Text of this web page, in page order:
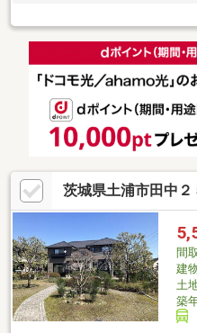
茨城県土浦市田中２
間
建
土
築